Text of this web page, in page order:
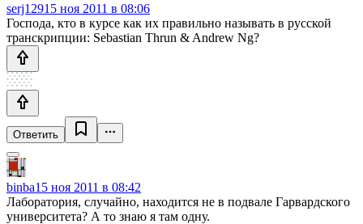
serj12915 ноя 2011 в 08:06
Господа, кто в курсе как их правильно называть в русской
транскрипции: Sebastian Thrun & Andrew Ng?
Ответить
binba15 ноя 2011 в 08:42
Лаборатория, случайно, находится не в подвале Гарвардского
университета? А то знаю я там одну.